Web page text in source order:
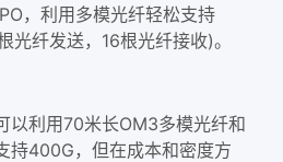
，利用多模光纤轻松支持
纤发送，16根光纤接收)。
以利用70米长OM3多模光纤和
持400G，但在成本和密度方